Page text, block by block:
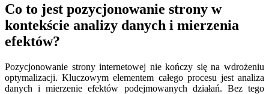
Co to jest pozycjonowanie strony w
kontekście analizy danych i mierzenia
efektów?
Pozycjonowanie strony internetowej nie kończy się na wdrożeniu
optymalizacji. Kluczowym elementem całego procesu jest analiza
danych i mierzenie efektów podejmowanych działań. Bez tego